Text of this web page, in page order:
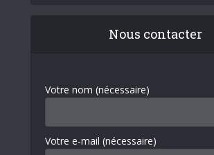
Nous contacter
Votre nom (nécessaire)
Votre e-mail (nécessaire)